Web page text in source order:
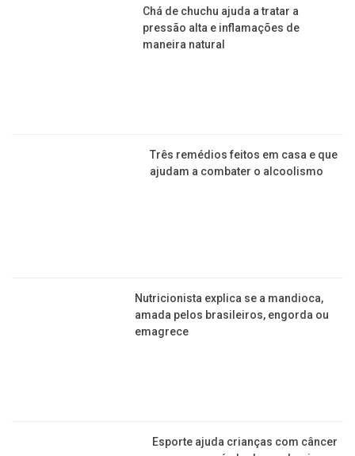
Chá de chuchu ajuda a tratar a
pressão alta e inflamações de
maneira natural
Três remédios feitos em casa e que
ajudam a combater o alcoolismo
Nutricionista explica se a mandioca,
amada pelos brasileiros, engorda ou
emagrece
Esporte ajuda crianças com câncer